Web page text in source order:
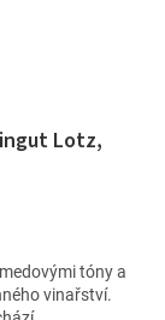
Lotz,
tóny a
vinařství.